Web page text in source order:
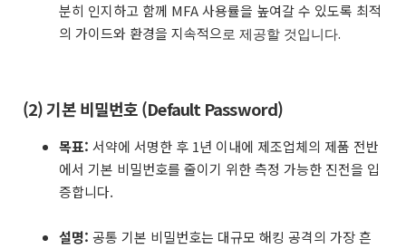
분히 인지하고 함께 MFA 사용률을 높여갈 수 있도록 최적
의 가이드와 환경을 지속적으로 제공할 것입니다.
(2) 기본 비밀번호 (Default Password)
목표: 서약에 서명한 후 1년 이내에 제조업체의 제품 전반
에서 기본 비밀번호를 줄이기 위한 측정 가능한 진전을 입
증합니다.
설명: 공통 기본 비밀번호는 대규모 해킹 공격의 가장 흔